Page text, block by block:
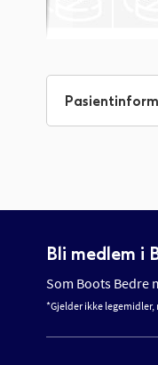
til
begynnelsen
Bli medlem i
Som Boots Bedre
*Gjelder ikke